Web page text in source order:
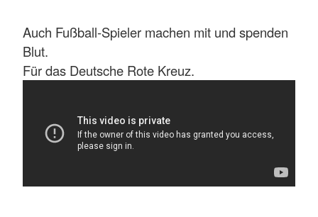
Auch Fußball-Spieler machen mit und spenden
Blut.
Für das Deutsche Rote Kreuz.